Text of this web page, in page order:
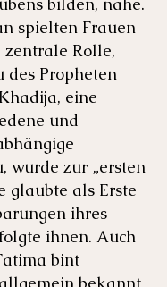
spielten Frauen
Rolle,
des Propheten
eine
und
wurde zur „ersten
glaubte als Erste
ihres
ihnen. Auch
bint
bekannt